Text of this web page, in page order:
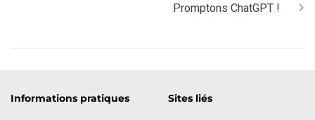
Promptons ChatGPT !
Informations pratiques Sites liés